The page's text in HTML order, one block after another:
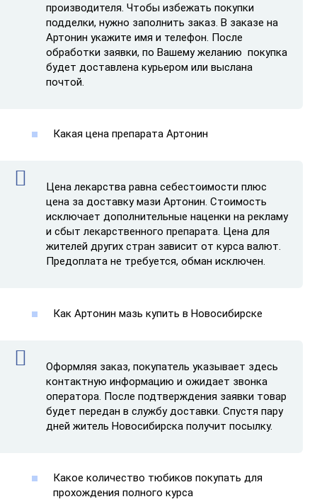
производителя. Чтобы избежать покупки
подделки, нужно заполнить заказ. В заказе на
Артонин укажите имя и телефон. После
обработки заявки, по Вашему желанию покупка
будет доставлена курьером или выслана
почтой.
Какая цена препарата Артонин
Цена лекарства равна себестоимости плюс
цена за доставку мази Артонин. Стоимость
исключает дополнительные наценки на рекламу
и сбыт лекарственного препарата. Цена для
жителей других стран зависит от курса валют.
Предоплата не требуется, обман исключен.
Как Артонин мазь купить в Новосибирске
Оформляя заказ, покупатель указывает здесь
контактную информацию и ожидает звонка
оператора. После подтверждения заявки товар
будет передан в службу доставки. Спустя пару
дней житель Новосибирска получит посылку.
Какое количество тюбиков покупать для
прохождения полного курса